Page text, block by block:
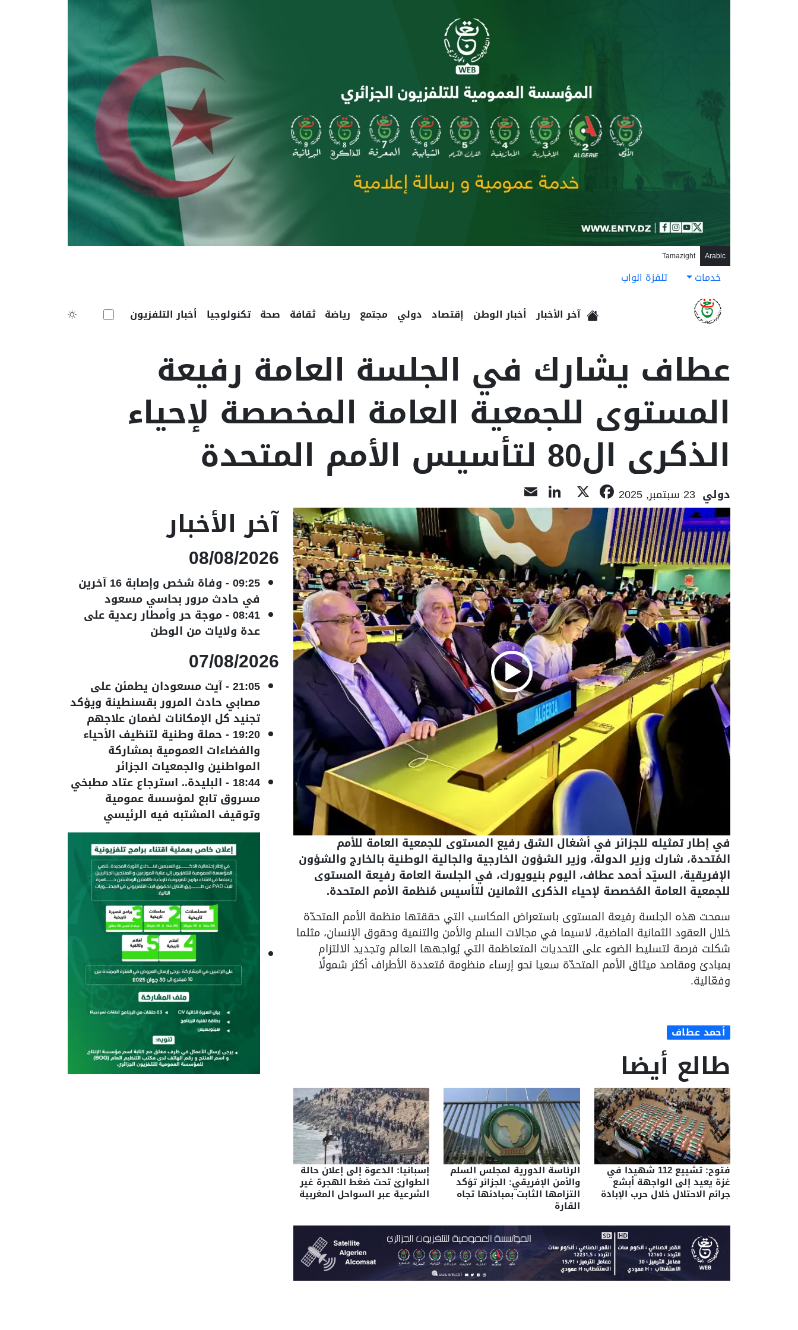
Arabic
Tamazight
خدمات تلفزة الواب
آخر الأخبار أخبار الوطن إقتصاد دولي مجتمع رياضة ثقافة صحة تكنولوجيا أخبار التلفزيون
عطاف يشارك في الجلسة العامة رفيعة
المستوى للجمعية العامة المخصصة لإحياء
الذكرى ال80 لتأسيس الأمم المتحدة
دولي 23 سبتمبر, 2025 Facebook
LinkedIn
في إطار تمثيله للجزائر في أشغال الشق رفيع المستوى للجمعية العامة للأمم
المُتحدة، شارك وزير الدولة، وزير الشؤون الخارجية والجالية الوطنية بالخارج والشؤون
الإفريقية، السيّد أحمد عطاف، اليوم بنيويورك، في الجلسة العامة رفيعة المستوى
للجمعية العامة المُخصصة لإحياء الذكرى الثمانين لتأسيس مُنظمة الأمم المتحدة.
سمحت هذه الجلسة رفيعة المستوى باستعراض المكاسب التي حققتها منظمة الأمم المتحدّة
خلال العقود الثمانية الماضية، لاسيما في مجالات السلم والأمن والتنمية وحقوق الإنسان، مثلما
شكلت فرصة لتسليط الضوء على التحديات المتعاظمة التي يُواجهها العالم وتجديد الالتزام
بمبادئ ومقاصد ميثاق الأمم المتحدّة سعيا نحو إرساء منظومة مُتعددة الأطراف أكثر شمولًا
وفعّالية.
أحمد عطاف
طالع أيضا
فتوح: تشييع 112 شهيدا في
غزة يعيد إلى الواجهة أبشع
جرائم الاحتلال خلال حرب الإبادة
الرئاسة الدورية لمجلس السلم
والأمن الإفريقي: الجزائر تؤكد
التزامها الثابت بمبادئها تجاه
القارة
إسبانيا: الدعوة إلى إعلان حالة
الطوارئ تحت ضغط الهجرة غير
الشرعية عبر السواحل المغربية
آخر الأخبار
08/08/2026
09:25
- وفاة شخص وإصابة 16 آخرين
في حادث مرور بحاسي مسعود
08:41
-موجة حر وأمطار رعدية على
عدة ولايات من الوطن
07/08/2026
21:05
-آيت مسعودان يطمئن على
مصابي حادث المرور بقسنطينة ويؤكد
تجنيد كل الإمكانات لضمان علاجهم
19:20
- حملة وطنية لتنظيف الأحياء
والفضاءات العمومية بمشاركة
المواطنين والجمعيات الجزائر
18:44
- البليدة.. استرجاع عتاد مطبخي
مسروق تابع لمؤسسة عمومية
وتوقيف المشتبه فيه الرئيسي